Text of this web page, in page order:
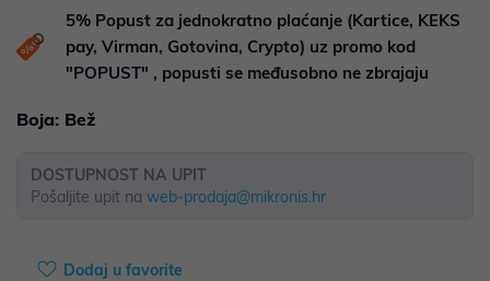
5% Popust za jednokratno plaćanje (Kartice, KEKS
pay, Virman, Gotovina, Crypto) uz promo kod
"POPUST" , popusti se međusobno ne zbrajaju
Boja: Bež
DOSTUPNOST NA UPIT
Pošaljite upit na web-prodaja@mikronis.hr
Dodaj u favorite